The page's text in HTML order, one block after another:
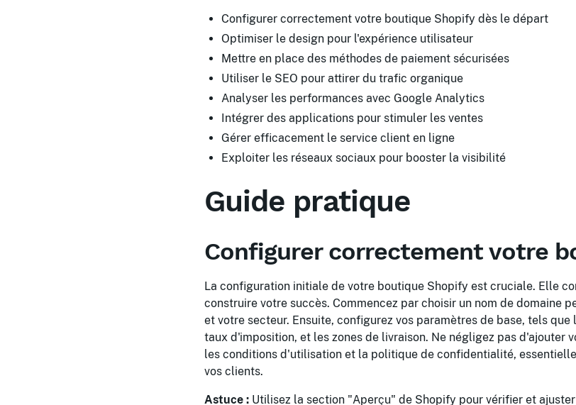
Configurer correctement votre boutique Shopify dès le départ
Optimiser le design pour l'expérience utilisateur
Mettre en place des méthodes de paiement sécurisées
Utiliser le SEO pour attirer du trafic organique
Analyser les performances avec Google Analytics
Intégrer des applications pour stimuler les ventes
Gérer efficacement le service client en ligne
Exploiter les réseaux sociaux pour booster la visibilité
Guide pratique
Configurer correctement votre
La configuration initiale de votre boutique Shopify est cruciale. Elle
construire votre succès. Commencez par choisir un nom de domaine
et votre secteur. Ensuite, configurez vos paramètres de base, tels
taux d'imposition, et les zones de livraison. Ne négligez pas d'ajouter
les conditions d'utilisation et la politique de confidentialité,
vos clients.
Astuce : Utilisez la section "Aperçu" de Shopify pour vérifier et